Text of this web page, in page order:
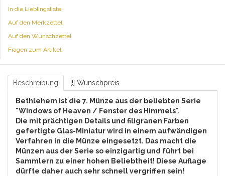
In die Lieblingsliste
Auf den Merkzettel
Auf den Wunschzettel
Fragen zum Artikel
Beschreibung [!] Wunschpreis
Bethlehem ist die 7. Münze aus der beliebten Serie
"Windows of Heaven / Fenster des Himmels".
Die mit prächtigen Details und filigranen Farben
gefertigte Glas-Miniatur wird in einem aufwändigen
Verfahren in die Münze eingesetzt. Das macht die
Münzen aus der Serie so einzigartig und führt bei
Sammlern zu einer hohen Beliebtheit! Diese Auflage
dürfte daher auch sehr schnell vergriffen sein!